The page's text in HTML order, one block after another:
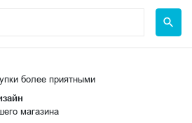
более приятными
магазина